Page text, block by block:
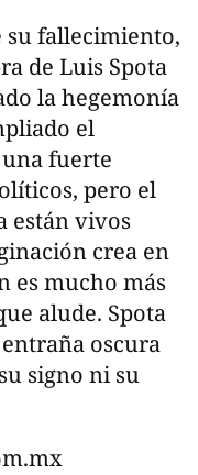
su fallecimiento,
de Luis Spota
la hegemonía
el
fuerte
pero el
están vivos
crea en
es mucho más
alude. Spota
oscura
signo ni su